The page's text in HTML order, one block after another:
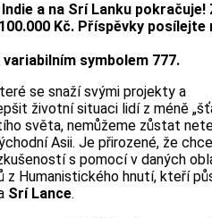
a na Srí Lanku pokračuje!
Kč. Příspěvky posílejte
symbolem 777.
se snaží svými projekty a
životní situaci lidí z méně
světa, nemůžeme zůstat
Asii. Je přirozené, že
s pomocí v daných
z Humanistického hnutí, kteří
Srí Lance.